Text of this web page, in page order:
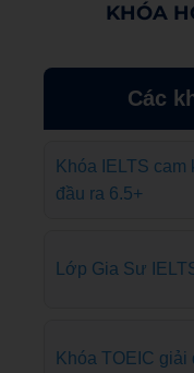
KHÓA
Các
Khóa IELTS cam
đầu ra 6.5+
Lớp Gia Sư
Khóa TOEIC giải